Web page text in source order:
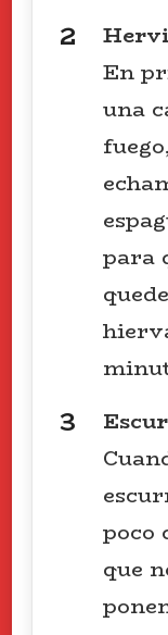
En
una
para
poco
que